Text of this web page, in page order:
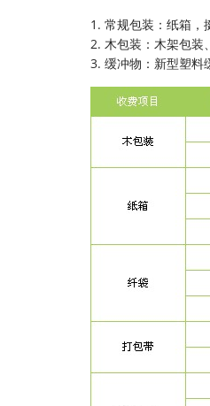
1. 常规包装：纸箱，
2. 木包装：木架包装
3. 缓冲物：新型塑料